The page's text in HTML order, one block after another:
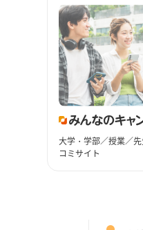
大学・学部／授業／
コミサイト